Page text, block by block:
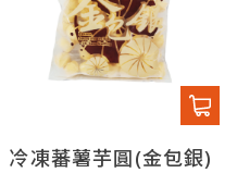
冷凍蕃薯芋圓(金包銀)